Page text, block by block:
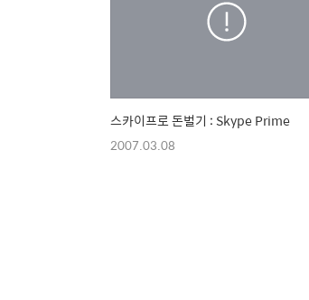
스카이프로 돈벌기 : Skype Prime
2007.03.08